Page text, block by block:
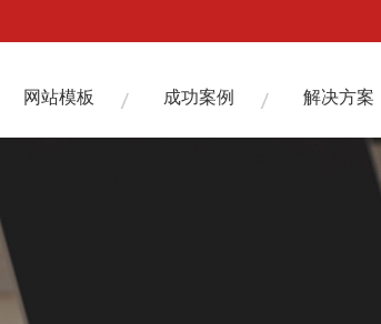
网站模板 成功案例 解决方案